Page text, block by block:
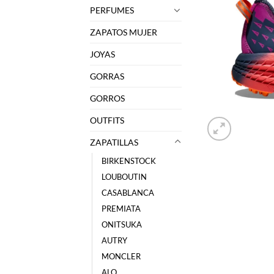
PERFUMES
ZAPATOS MUJER
JOYAS
GORRAS
GORROS
OUTFITS
ZAPATILLAS
BIRKENSTOCK
LOUBOUTIN
CASABLANCA
PREMIATA
ONITSUKA
AUTRY
MONCLER
ALO